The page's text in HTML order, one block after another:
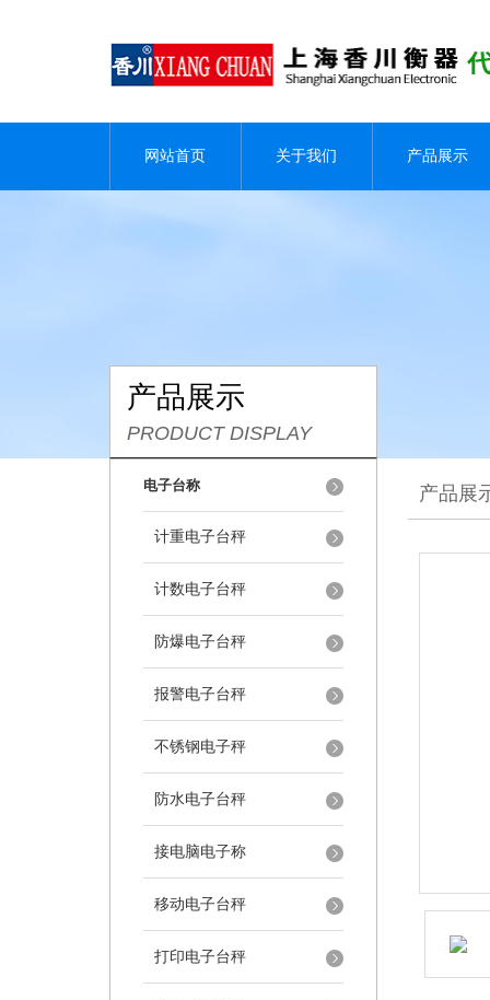
网站首页 关于我们 产品展示
产品展示
PRODUCT DISPLAY
电子台称
计重电子台秤
计数电子台秤
防爆电子台秤
报警电子台秤
不锈钢电子秤
防水电子台秤
接电脑电子称
移动电子台秤
打印电子台秤
产品展